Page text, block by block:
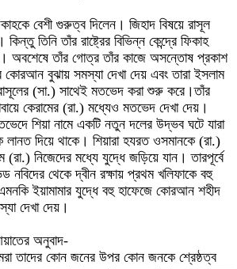
বেশী গুরুত্ব দিলেন। জিহাদ বিষয়ে রাসূল
তিনি তাঁর রাষ্ট্রের বিভিন্ন কেন্দ্রে ফিকাহ
অবশেষে তাঁর গোত্র তাঁর কাজে অসন্তোষ প্রকাশ
বুঝায় সমস্যা দেখা দেয় এবং তারা ইসলাম
(সা.) সাথেই মতভেদ করা শুরু করে।তাঁর
কেরামের (রা.) মধ্যেও মতভেদ দেখা দেয়।
শিয়া নামে একটি নতুন দলের উদ্ভব ঘটে যারা
দিয়ে থাকে। শিয়ারা হযরত ওসমানকে (রা.)
(রা.) নিজেদের মধ্যে যুদ্ধে জড়িয়ে যান। তারপূর্বে
নবিদের থেকে দ্বীন রক্ষায় প্রথম খলিফাকে বহু
ইয়ামামার যুদ্ধে বহু হাফেজে কোরআন শহীদ
দেখা দেয়।
অনুবাদ-
তাদের কোন জনের উপর কোন জনকে শ্রেষ্ঠত্ব